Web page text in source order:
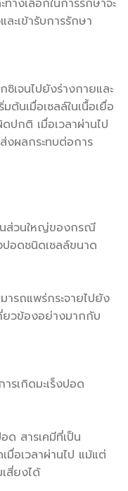
างเลือกในการรักษาจะ
ะเข้ารับการรักษา
เจนไปยังร่างกายและ
ต้นเมื่อเซลล์ในเนื้อเยื่อ
ปกติ เมื่อเวลาผ่านไป
งผลกระทบต่อการ
นส่วนใหญ่ของกรณี
ปอดชนิดเซลล์ขนาด
ารถแพร่กระจายไปยัง
ยวข้องอย่างมากกับ
รเกิดมะเร็งปอด
ด สารเคมีที่เป็น
มื่อเวลาผ่านไป แม้แต่
สี่ยงได้